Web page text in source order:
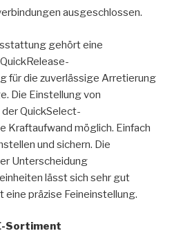
ausgeschlossen.
gehört eine
für die zuverlässige Arretierung
Die Einstellung von
QuickSelect-
Kraftaufwand möglich. Einfach
und sichern. Die
Unterscheidung
lässt sich sehr gut
eine präzise Feineinstellung.
Sortiment